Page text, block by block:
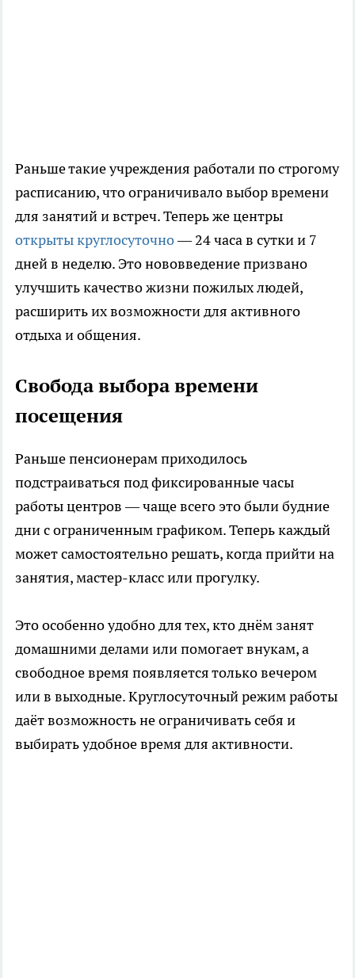
Раньше такие учреждения работали по строгому
расписанию, что ограничивало выбор времени
для занятий и встреч. Теперь же центры
открыты круглосуточно— 24 часа в сутки и 7
дней в неделю. Это нововведение призвано
улучшить качество жизни пожилых людей,
расширить их возможности для активного
отдыха и общения.
Свобода выбора времени
посещения
Раньше пенсионерам приходилось
подстраиваться под фиксированные часы
работы центров — чаще всего это были будние
дни с ограниченным графиком. Теперь каждый
может самостоятельно решать, когда прийти на
занятия, мастер-класс или прогулку.
Это особенно удобно для тех, кто днём занят
домашними делами или помогает внукам, а
свободное время появляется только вечером
или в выходные. Круглосуточный режим работы
даёт возможность не ограничивать себя и
выбирать удобное время для активности.